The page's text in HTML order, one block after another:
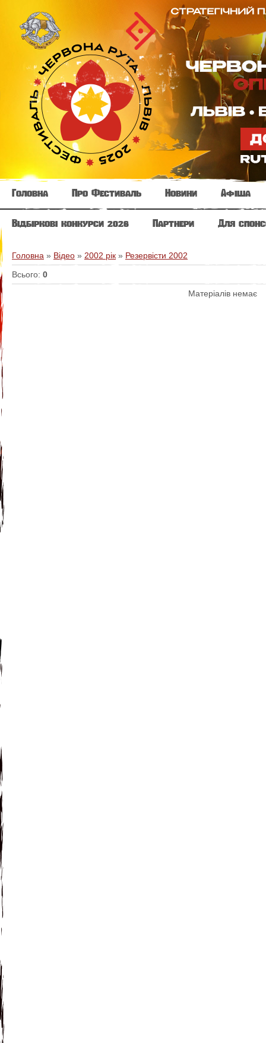
Головна Про Фестиваль Новини Афіша
Відбіркові конкурси 2026 Партнери Для
Головна » Відео » 2002 рік » Резервісти 2002
Всього: 0
Матеріалів немає